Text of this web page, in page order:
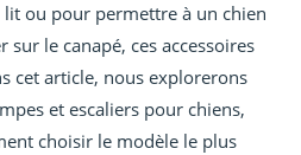
lit ou pour permettre à un chien
le canapé, ces accessoires
cet article, nous explorerons
et escaliers pour chiens,
choisir le modèle le plus